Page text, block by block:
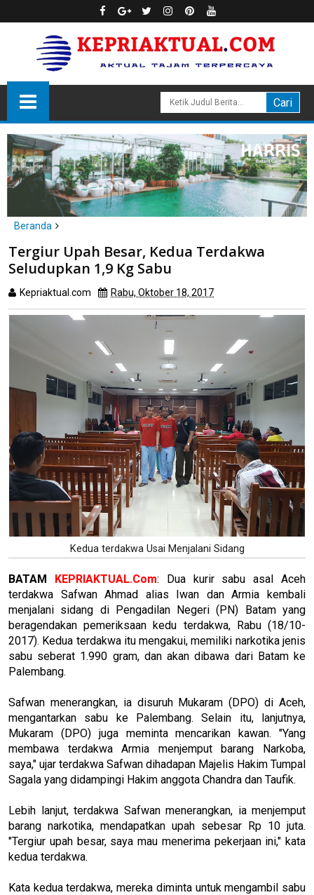
Beranda
headline
hukum
Tergiur Upah Besar, Kedua Terdakwa Seludupkan 1,9 Kg Sabu
Tergiur Upah Besar, Kedua Terdakwa
Seludupkan 1,9 Kg Sabu
Kepriaktual.com Rabu, Oktober 18, 2017
Kedua terdakwa Usai Menjalani Sidang
BATAM KEPRIAKTUAL.Com: Dua kurir sabu asal Aceh
terdakwa Safwan Ahmad alias Iwan dan Armia kembali
menjalani sidang di Pengadilan Negeri (PN) Batam yang
beragendakan pemeriksaan kedu terdakwa, Rabu (18/10-
2017). Kedua terdakwa itu mengakui, memiliki narkotika jenis
sabu seberat 1.990 gram, dan akan dibawa dari Batam ke
Palembang.
Safwan menerangkan, ia disuruh Mukaram (DPO) di Aceh,
mengantarkan sabu ke Palembang. Selain itu, lanjutnya,
Mukaram (DPO) juga meminta mencarikan kawan. "Yang
membawa terdakwa Armia menjemput barang Narkoba,
saya," ujar terdakwa Safwan dihadapan Majelis Hakim Tumpal
Sagala yang didampingi Hakim anggota Chandra dan Taufik.
Lebih lanjut, terdakwa Safwan menerangkan, ia menjemput
barang narkotika, mendapatkan upah sebesar Rp 10 juta.
"Tergiur upah besar, saya mau menerima pekerjaan ini," kata
kedua terdakwa.
Kata kedua terdakwa, mereka diminta untuk mengambil sabu